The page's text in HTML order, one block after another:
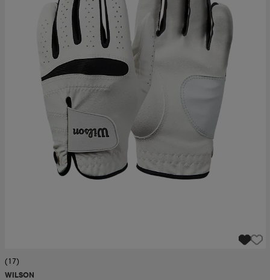
(17)
WILSON